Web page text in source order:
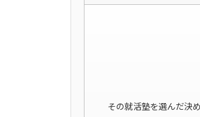
その就活塾を選んだ決